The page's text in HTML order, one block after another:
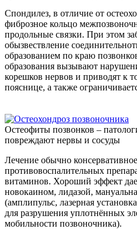
Спондилез, в отличие от
фиброзное кольцо
продольные связки. При этом
обызвествление
образованием по краю
образования вызывают
корешков нервов и приводят к
пояснице, а также
Остеофиты позвонков –
повреждают нервы и сосуды
Лечение обычно
противовоспалительных
витаминов. Хороший эффект
новокаином, лидазой,
(амплипульс, лазерная
для разрушения уплотнённых
мобильности позвоночника).